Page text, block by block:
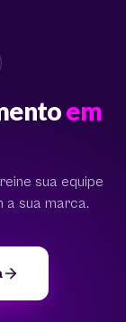
em
sua equipe
a sua marca.